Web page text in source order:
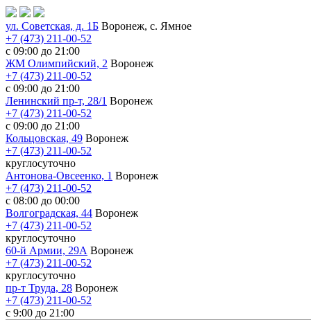
ул. Советская, д. 1Б Воронеж, с. Ямное
+7 (473) 211-00-52
с 09:00 до 21:00
ЖМ Олимпийский, 2 Воронеж
+7 (473) 211-00-52
с 09:00 до 21:00
Ленинский пр-т, 28/1 Воронеж
+7 (473) 211-00-52
с 09:00 до 21:00
Кольцовская, 49 Воронеж
+7 (473) 211-00-52
круглосуточно
Антонова-Овсеенко, 1 Воронеж
+7 (473) 211-00-52
с 08:00 до 00:00
Волгоградская, 44 Воронеж
+7 (473) 211-00-52
круглосуточно
60-й Армии, 29А Воронеж
+7 (473) 211-00-52
круглосуточно
пр-т Труда, 28 Воронеж
+7 (473) 211-00-52
c 9:00 до 21:00